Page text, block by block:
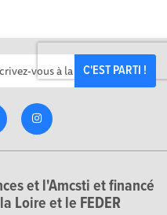
C'EST PARTI !
et l'Amcsti et financé
Loire et le FEDER